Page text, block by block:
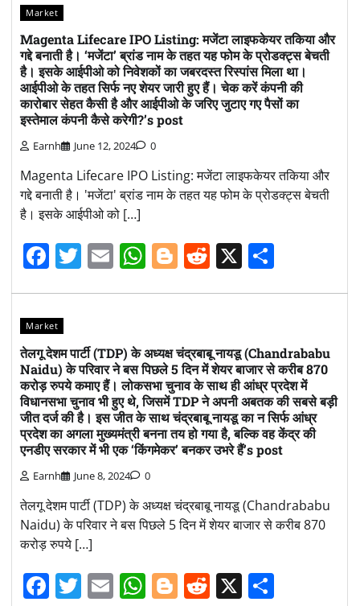
Market
Magenta Lifecare IPO Listing: मजेंटा लाइफकेयर तकिया और
गद्दे बनाती है। ‘मजेंटा’ ब्रांड नाम के तहत यह फोम के प्रोडक्ट्स बेचती
है। इसके आईपीओ को निवेशकों का जबरदस्त रिस्पांस मिला था।
आईपीओ के तहत सिर्फ नए शेयर जारी हुए हैं। चेक करें कंपनी की
कारोबार सेहत कैसी है और आईपीओ के जरिए जुटाए गए पैसों का
इस्तेमाल कंपनी कैसे करेगी?’s post
Earnh June 12, 2024 0
Magenta Lifecare IPO Listing: मजेंटा लाइफकेयर तकिया और
गद्दे बनाती है। 'मजेंटा' ब्रांड नाम के तहत यह फोम के प्रोडक्ट्स बेचती
है। इसके आईपीओ को […]
Facebook
Twitter
EmailWhatsApp
Blogger
Reddit
X
Market
तेलगू देशम पार्टी (TDP) के अध्यक्ष चंद्रबाबू नायडू (Chandrababu
Naidu) के परिवार ने बस पिछले 5 दिन में शेयर बाजार से करीब 870
करोड़ रुपये कमाए हैं। लोकसभा चुनाव के साथ ही आंध्र प्रदेश में
विधानसभा चुनाव भी हुए थे, जिसमें TDP ने अपनी अबतक की सबसे बड़ी
जीत दर्ज की है। इस जीत के साथ चंद्रबाबू नायडू का न सिर्फ आंध्र
प्रदेश का अगला मुख्यमंत्री बनना तय हो गया है, बल्कि वह केंद्र की
एनडीए सरकार में भी एक ‘किंगमेकर’ बनकर उभरे हैं’s post
Earnh June 8, 2024 0
तेलगू देशम पार्टी (TDP) के अध्यक्ष चंद्रबाबू नायडू (Chandrababu
Naidu) के परिवार ने बस पिछले 5 दिन में शेयर बाजार से करीब 870
करोड़ रुपये […]
Facebook
Twitter
EmailWhatsApp
Blogger
Reddit
X